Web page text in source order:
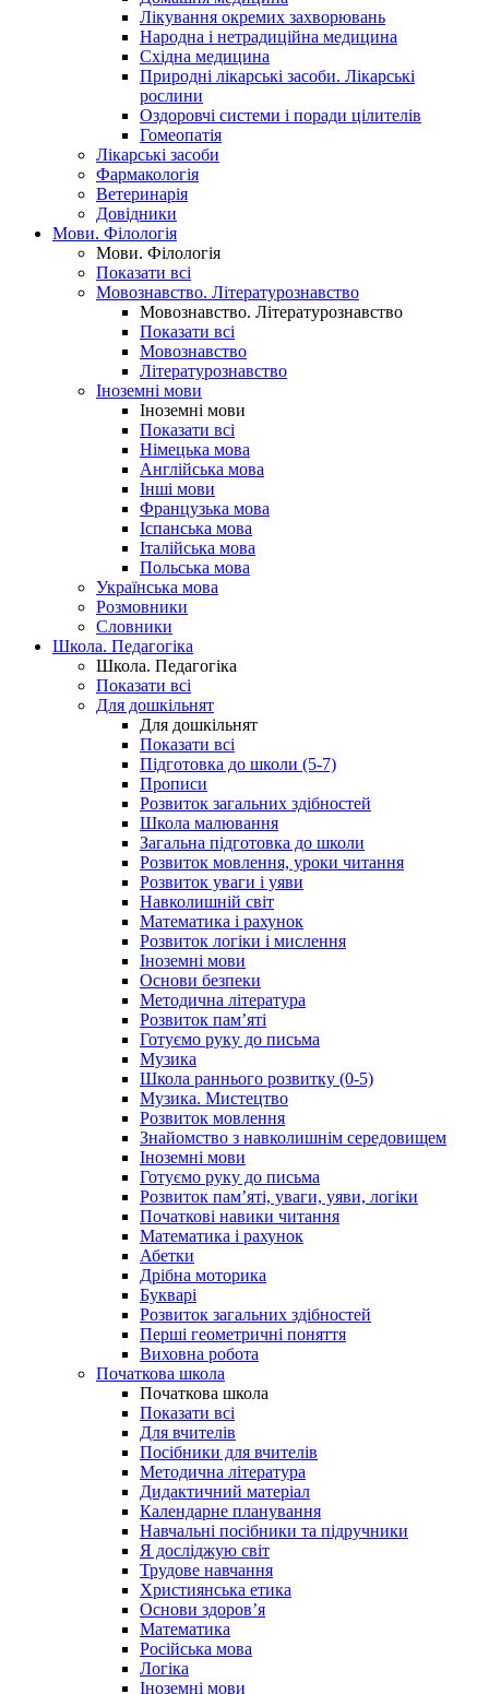
Лікування окремих захворювань
Народна і нетрадиційна медицина
Східна медицина
Природні лікарські засоби. Лікарські
рослини
Оздоровчі системи і поради цілителів
Гомеопатія
Лікарські засоби
Фармакологія
Ветеринарія
Довідники
Мови. Філологія
Мови. Філологія
Показати всі
Мовознавство. Літературознавство
Мовознавство. Літературознавство
Показати всі
Мовознавство
Літературознавство
Іноземні мови
Іноземні мови
Показати всі
Німецька мова
Англійська мова
Інші мови
Французька мова
Іспанська мова
Італійська мова
Польська мова
Українська мова
Розмовники
Словники
Школа. Педагогіка
Школа. Педагогіка
Показати всі
Для дошкільнят
Для дошкільнят
Показати всі
Підготовка до школи (5-7)
Прописи
Розвиток загальних здібностей
Школа малювання
Загальна підготовка до школи
Розвиток мовлення, уроки читання
Розвиток уваги і уяви
Навколишній світ
Математика і рахунок
Розвиток логіки і мислення
Іноземні мови
Основи безпеки
Методична література
Розвиток пам’яті
Готуємо руку до письма
Музика
Школа раннього розвитку (0-5)
Музика. Мистецтво
Розвиток мовлення
Знайомство з навколишнім середовищем
Іноземні мови
Готуємо руку до письма
Розвиток пам’яті, уваги, уяви, логіки
Початкові навики читання
Математика і рахунок
Абетки
Дрібна моторика
Букварі
Розвиток загальних здібностей
Перші геометричні поняття
Виховна робота
Початкова школа
Початкова школа
Показати всі
Для вчителів
Посібники для вчителів
Методична література
Дидактичний матеріал
Календарне планування
Навчальні посібники та підручники
Я досліджую світ
Трудове навчання
Християнська етика
Основи здоров’я
Математика
Російська мова
Логіка
Іноземні мови